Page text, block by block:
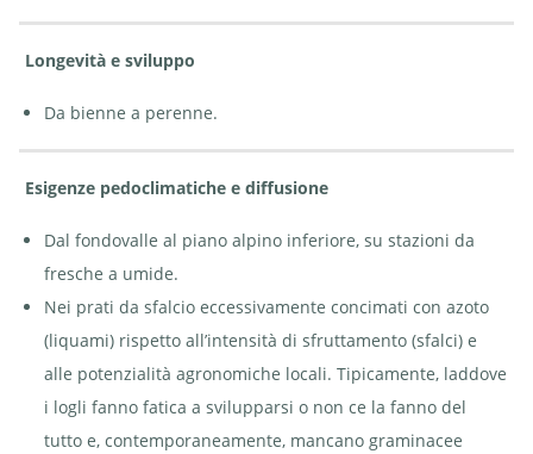
Longevità e sviluppo
Da bienne a perenne.
Esigenze pedoclimatiche e diffusione
Dal fondovalle al piano alpino inferiore, su stazioni da
fresche a umide.
Nei prati da sfalcio eccessivamente concimati con azoto
(liquami) rispetto all’intensità di sfruttamento (sfalci) e
alle potenzialità agronomiche locali. Tipicamente, laddove
i logli fanno fatica a svilupparsi o non ce la fanno del
tutto e, contemporaneamente, mancano graminacee